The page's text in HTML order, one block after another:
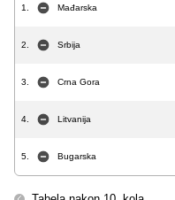
1. Mađarska
2. Srbija
3. Crna Gora
4. Litvanija
5. Bugarska